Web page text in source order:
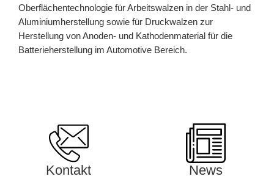
Oberflächentechnologie für Arbeitswalzen in der Stahl- und
Aluminiumherstellung sowie für Druckwalzen zur
Herstellung von Anoden- und Kathodenmaterial für die
Batterieherstellung im Automotive Bereich.
Kontakt News